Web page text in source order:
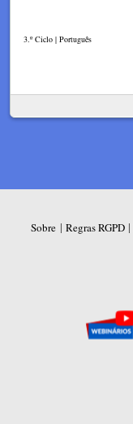
3.º Ciclo | Português
Sobre | Regras RGPD|